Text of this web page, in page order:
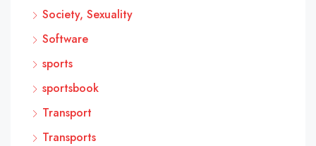
Society, Sexuality
Software
sports
sportsbook
Transport
Transports